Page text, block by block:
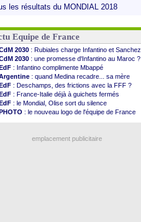
les résultats du MONDIAL 2018
Equipe de France
2030 : Rubiales charge Infantino et Sanchez
2030 : une promesse d'Infantino au Maroc ?
: Infantino complimente Mbappé
: quand Medina recadre... sa mère
: Deschamps, des frictions avec la FFF ?
: France-Italie déjà à guichets fermés
: le Mondial, Olise sort du silence
: le nouveau logo de l'équipe de France
: Zidane pense déjà à un retour de Mendy
emplacement publicitaire